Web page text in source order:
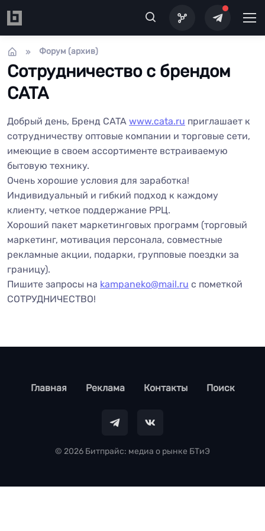
Форум (архив)
Сотрудничество с брендом
CATA
Добрый день, Бренд CATA www.cata.ru приглашает к
сотрудничеству оптовые компании и торговые сети,
имеющие в своем ассортименте встраиваемую
бытовую технику.
Очень хорошие условия для заработка!
Индивидуальный и гибкий подход к каждому
клиенту, четкое поддержание РРЦ.
Хороший пакет маркетинговых программ (торговый
маркетинг, мотивация персонала, совместные
рекламные акции, подарки, групповые поездки за
границу).
Пишите запросы на kampaneko@mail.ru с пометкой
СОТРУДНИЧЕСТВО!
footer
Главная Реклама Контакты Поиск
© 2026 Битпрайс: медиа о рынке БТиЭ